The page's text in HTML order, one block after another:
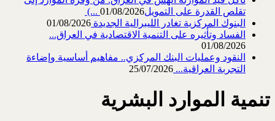
تقلص القدرة على التمويل‎ (...01/08/2026
البنوك المركزية تغادر الليبرالية الجديدة 01/08/2026
الفساد وتأثيره على التنمية الاقتصادية في العراق...
01/08/2026
النقود وعمليات البنك المركزي.. مفاهيم أساسية وإضاءة
التجربة العراقية... 25/07/2026
تنمية الموارد البشرية